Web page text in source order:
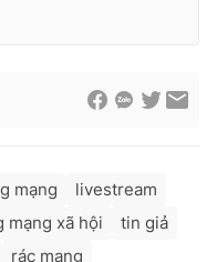
mạng
livestream
mạng xã hội
tin giả
rác mạng